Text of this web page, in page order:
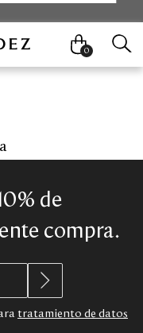
0
de
compra.
tratamiento de datos